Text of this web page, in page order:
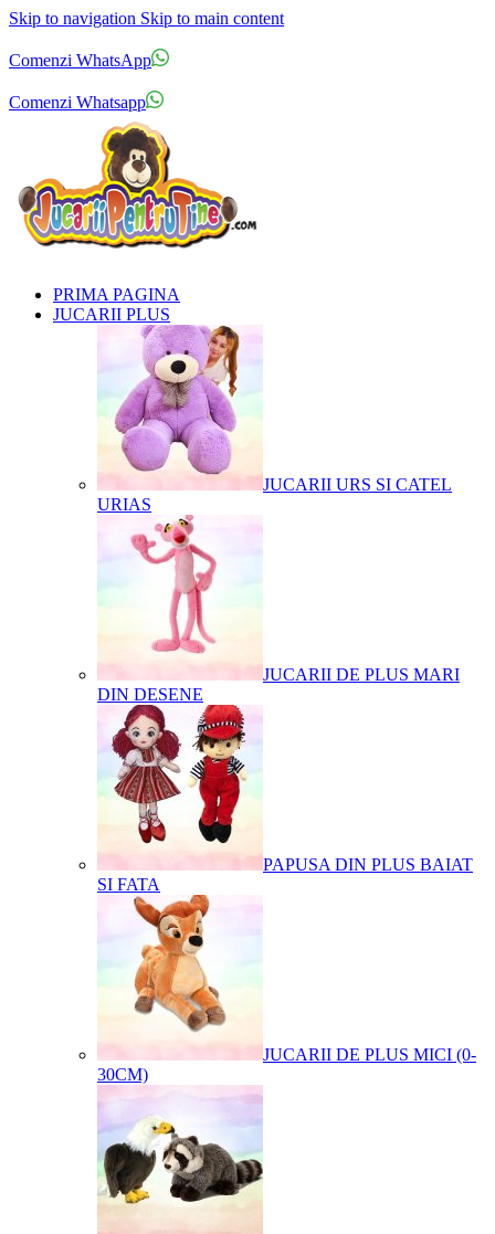
Skip to navigation Skip to main content
Comenzi WhatsApp
Comenzi Whatsapp
PRIMA PAGINA
JUCARII PLUS
JUCARII URS SI CATEL
URIAS
JUCARII DE PLUS MARI
DIN DESENE
PAPUSA DIN PLUS BAIAT
SI FATA
JUCARII DE PLUS MICI (0-
30CM)